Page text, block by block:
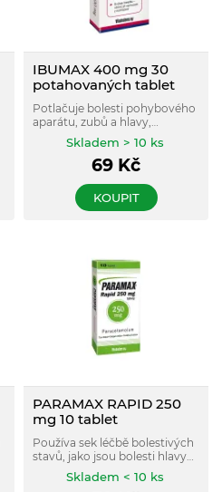
IBUMAX 400 mg 30
potahovaných tablet
Potlačuje bolesti pohybového
aparátu, zubů a hlavy,
menstruační bolesti, bolesti
při pohmožděninách.
Skladem > 10 ks
69 Kč
KOUPIT
PARAMAX RAPID 250
mg 10 tablet
Používa sek léčbě bolestivých
stavů, jako jsou bolesti hlavy
včetně migrény, bolesti zad,
zubů, bolestivá menstruace a
Skladem < 10 ks